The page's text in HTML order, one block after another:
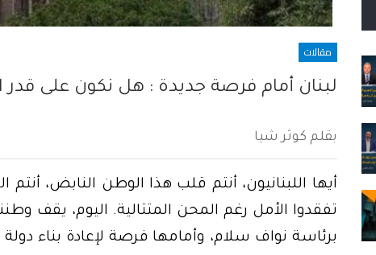
مقالات
لبنان أمام فرصة جديدة : هل نكون على قدر
بقلم كوثر شيا
أيها اللبنانيون، أنتم قلب هذا الوطن النابض،
تفقدوا الأمل رغم المحن المتتالية. اليوم، يقف
برئاسة نواف سلام، وأمامها فرصة لإعادة بناء